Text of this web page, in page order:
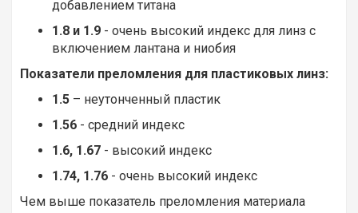
добавлением титана
1.8 и 1.9 - очень высокий индекс для линз с
включением лантана и ниобия
Показатели преломления для пластиковых линз:
1.5 – неутонченный пластик
1.56 - средний индекс
1.6, 1.67 - высокий индекс
1.74, 1.76 - очень высокий индекс
Чем выше показатель преломления материала